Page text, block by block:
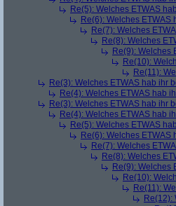
Re(5): Welches ETWAS
Re(6): Welches ETWAS
Re(7): Welches
Re(8): Welches
Re(9): Welches
Re(10):
Re(11):
Re(3): Welches ETWAS hab ihr
Re(4): Welches ETWAS hab
Re(3): Welches ETWAS hab ihr
Re(4): Welches ETWAS hab
Re(5): Welches ETWAS
Re(6): Welches ETWAS
Re(7): Welches
Re(8): Welches
Re(9): Welches
Re(10):
Re(11):
Re(12):